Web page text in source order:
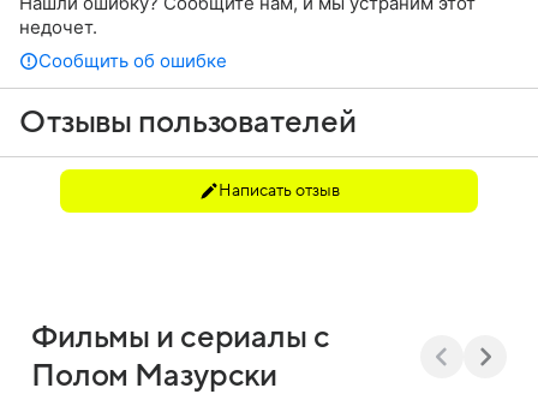
недочет.
Сообщить об ошибке
Отзывы пользователей
Написать отзыв
Фильмы и сериалы с
Полом Мазурски